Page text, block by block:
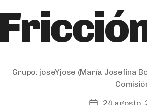
Grupo: joseYjose (María Josefina
24 agosto,